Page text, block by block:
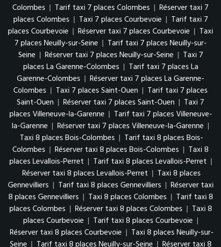
Colombes | Tarif taxi 7 places Colombes | Réserver taxi 7
places Colombes | Taxi 7 places Courbevoie | Tarif taxi 7
places Courbevoie | Réserver taxi 7 places Courbevoie | Taxi
7 places Neuilly-sur-Seine | Tarif taxi 7 places Neuilly-sur-
Seine | Réserver taxi 7 places Neuilly-sur-Seine | Taxi 7
places La Garenne-Colombes | Tarif taxi 7 places La
Garenne-Colombes | Réserver taxi 7 places La Garenne-
Colombes | Taxi 7 places Saint-Ouen | Tarif taxi 7 places
Saint-Ouen | Réserver taxi 7 places Saint-Ouen | Taxi 7
places Villeneuve-la-Garenne | Tarif taxi 7 places Villeneuve-
la-Garenne | Réserver taxi 7 places Villeneuve-la-Garenne |
Taxi 8 places Bois-Colombes | Tarif taxi 8 places Bois-
Colombes | Réserver taxi 8 places Bois-Colombes | Taxi 8
places Levallois-Perret | Tarif taxi 8 places Levallois-Perret |
Réserver taxi 8 places Levallois-Perret | Taxi 8 places
Gennevilliers | Tarif taxi 8 places Gennevilliers | Réserver taxi
8 places Gennevilliers | Taxi 8 places Colombes | Tarif taxi 8
places Colombes | Réserver taxi 8 places Colombes | Taxi 8
places Courbevoie | Tarif taxi 8 places Courbevoie |
Réserver taxi 8 places Courbevoie | Taxi 8 places Neuilly-sur-